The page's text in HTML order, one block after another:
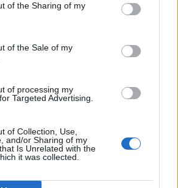
of the Sharing of my
of the Sale of my
of processing my
Targeted Advertising.
of Collection, Use,
and/or Sharing of my
Is Unrelated with the
it was collected.
a 600 millió forintos
a Szigettől: így nézhetjük